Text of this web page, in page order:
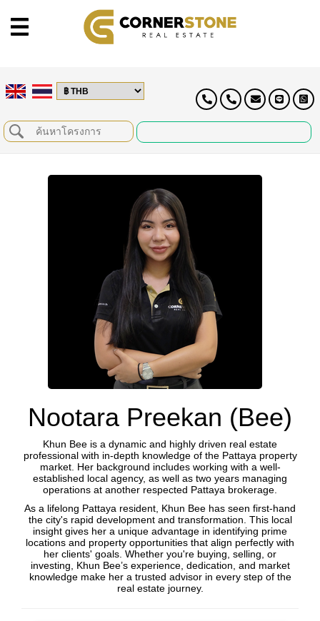
Nootara Preekan (Bee)
Khun Bee is a dynamic and highly driven real estate
professional with in-depth knowledge of the Pattaya property
market. Her background includes working with a well-
established local agency, as well as two years managing
operations at another respected Pattaya brokerage.
As a lifelong Pattaya resident, Khun Bee has seen first-hand
the city's rapid development and transformation. This local
insight gives her a unique advantage in identifying prime
locations and property opportunities that align perfectly with
her clients' goals. Whether you're buying, selling, or
investing, Khun Bee’s experience, dedication, and market
knowledge make her a trusted advisor in every step of the
real estate journey.